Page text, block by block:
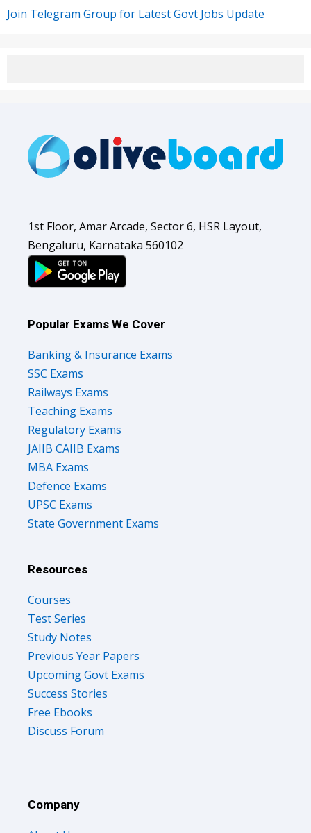
Join Telegram Group for Latest Govt Jobs Update
1st Floor, Amar Arcade, Sector 6, HSR Layout,
Bengaluru, Karnataka 560102
Popular Exams We Cover
Banking & Insurance Exams
SSC Exams
Railways Exams
Teaching Exams
Regulatory Exams
JAIIB CAIIB Exams
MBA Exams
Defence Exams
UPSC Exams
State Government Exams
Resources
Courses
Test Series
Study Notes
Previous Year Papers
Upcoming Govt Exams
Success Stories
Free Ebooks
Discuss Forum
Company